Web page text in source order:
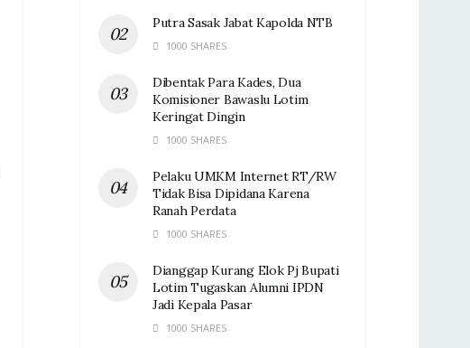
Putra Sasak Jabat Kapolda NTB
1000 SHARES
Dibentak Para Kades, Dua
Komisioner Bawaslu Lotim
Keringat Dingin ‎
1000 SHARES
Pelaku UMKM Internet RT/RW
Tidak Bisa Dipidana Karena
Ranah Perdata
1000 SHARES
Dianggap Kurang Elok Pj Bupati
Lotim Tugaskan Alumni IPDN
Jadi Kepala Pasar‎
1000 SHARES